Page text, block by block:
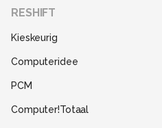
RESHIFT
Kieskeurig
Computeridee
PCM
Computer!Totaal